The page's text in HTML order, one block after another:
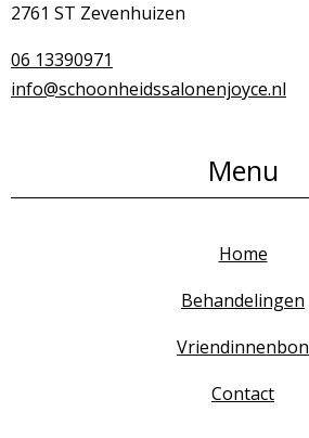
2761 ST Zevenhuizen
06 13390971
info@schoonheidssalonenjoyce.nl
Menu
Home
Behandelingen
Vriendinnenbon
Contact